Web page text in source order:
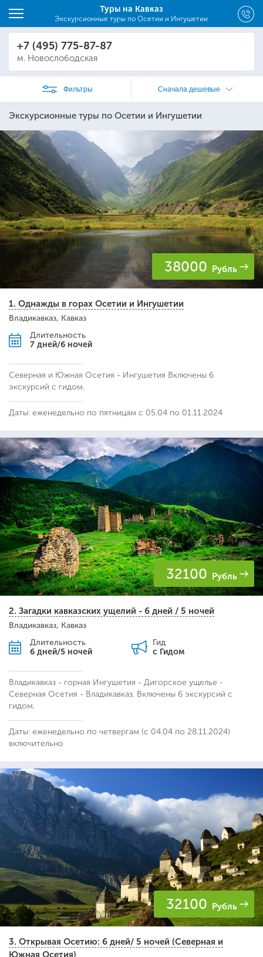
Туры на Кавказ
Экскурсионные туры по Осетии и Ингушетии
+7 (495) 775-87-87
м. Новослободская
Фильтры Сначала дешевые
Экскурсионные туры по Осетии и Ингушетии
38000 Рубль
1. Однажды в горах Осетии и Ингушетии
Владикавказ, Кавказ
Длительность
7 дней/6 ночей
Северная и Южная Осетия - Ингушетия Включены 6
экскурсий с гидом.
Даты: еженедельно по пятницам с 05.04 по 01.11.2024
32100 Рубль
2. Загадки кавказских ущелий - 6 дней / 5 ночей
Владикавказ, Кавказ
Длительность
6 дней/5 ночей
Гид
с Гидом
Владикавказ - горная Ингушетия - Дигорское ущелье -
Северная Осетия - Владикавказ. Включены 6 экскурсий с
гидом.
Даты: еженедельно по четвергам (с 04.04 по 28.11.2024)
включительно
32100 Рубль
3. Открывая Осетию: 6 дней/ 5 ночей (Северная и
Южная Осетия)